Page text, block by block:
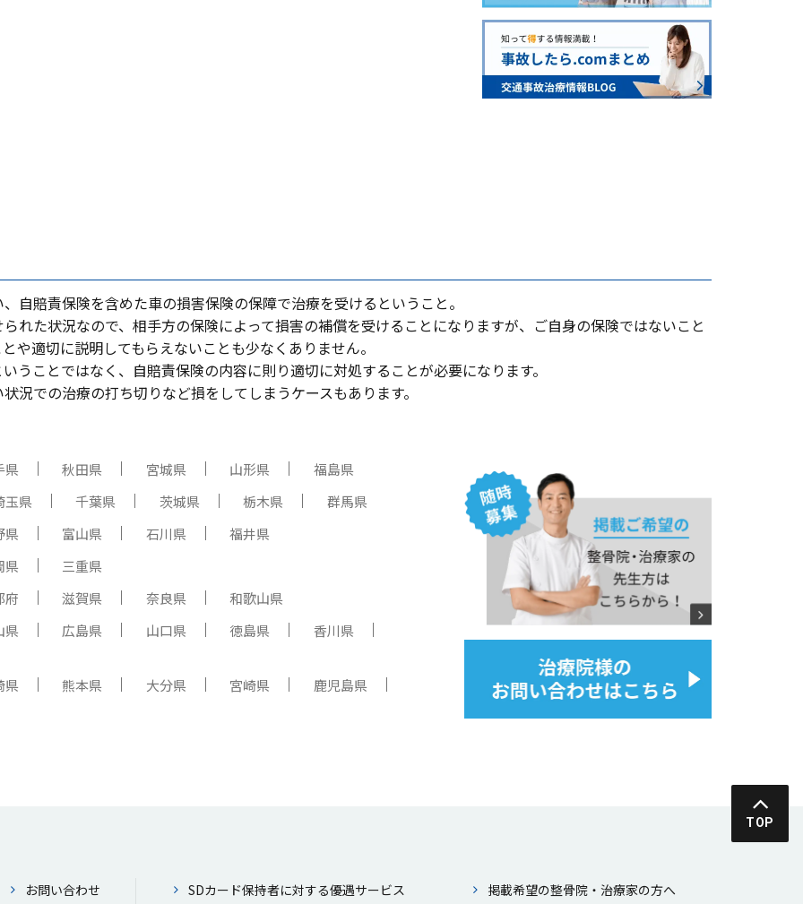
⾃賠責保険を含めた⾞の損害保険の保障で治療を受けるということ。
れた状況なので、相⼿⽅の保険によって損害の補償を受けることになりますが、ご⾃⾝の保険ではないこと
や適切に説明してもらえないことも少なくありません。
うことではなく、⾃賠責保険の内容に則り適切に対処することが必要になります。
況での治療の打ち切りなど損をしてしまうケースもあります。
県 秋田県 宮城県 山形県
福島県
玉県
千葉県 茨城県 栃木県
群馬県
県
富山県 石川県
福井県
県
三重県
府
滋賀県 奈良県
和歌山県
県
広島県 山口県 徳島県 香川県
県 熊本県 大分県 宮崎県 鹿児島県
TOP
お問い合わせ SDカード保持者に対する優遇サービス 掲載希望の整⾻院・治療家の⽅へ